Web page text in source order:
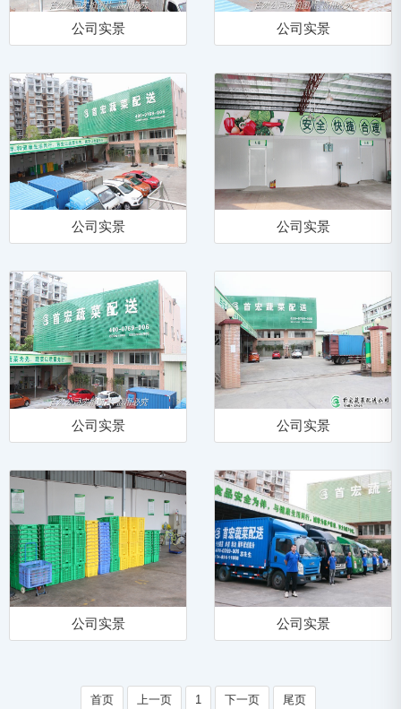
公司实景 公司实景
公司实景 公司实景
公司实景 公司实景
公司实景 公司实景
首页 上一页 1 下一页 尾页